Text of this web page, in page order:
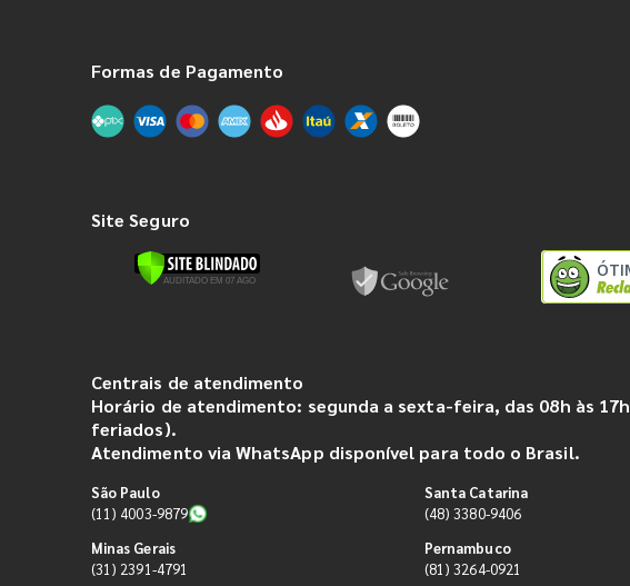
Formas de Pagamento
Site Seguro
Centrais de atendimento
Horário de atendimento: segunda a sexta-feira, das 08h às
feriados).
Atendimento via WhatsApp disponível para todo o Brasil.
São Paulo
(11) 4003-9879
Minas Gerais
(31) 2391-4791
Santa Catarina
(48) 3380-9406
Pernambuco
(81) 3264-0921